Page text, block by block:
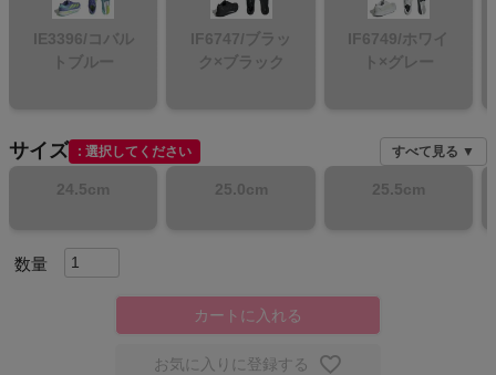
レディースカジュアルウェア
メンズスポーツウェア
スポーツシューズ
IE3396/コバル
トブルー
IF6747/ブラッ
ク×ブラック
IF6749/ホワイ
ト×グレー
サイズ 選択してください すべて見る ▼
24.5cm 25.0cm 25.5cm
カートに入れる
お気に入りに登録する